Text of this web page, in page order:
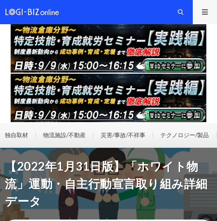
独自取材 物流施設/不動産 災害/事故/不祥事 テクノロジー/製品
【2022年1月31日版】「ホワイト物
流」運動・自主行動宣言取り組み詳細
データ